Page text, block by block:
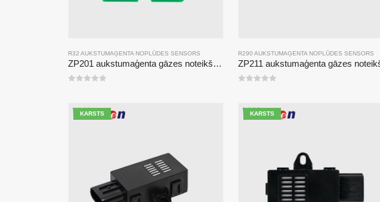
R32 AUKSTUMAĢENTA NOPLŪDES SENSORS
ZP201 aukstumaģenta gāzes noteikšanas modulis | Augstas jutības R32 noplūdes sensors
R290 AUKSTUMAĢENTA NOPLŪDES SENSORS
KARSTS KARSTS